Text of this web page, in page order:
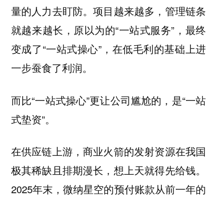
量的人力去盯防。项目越来越多，管理链条
就越来越长，原以为的“一站式服务”，最终
变成了“一站式操心”，在低毛利的基础上进
一步蚕食了利润。
而比“一站式操心”更让公司尴尬的，是“一站
式垫资”。
在供应链上游，商业火箭的发射资源在我国
极其稀缺且排期漫长，想上天就得先给钱。
2025年末，微纳星空的预付账款从前一年的